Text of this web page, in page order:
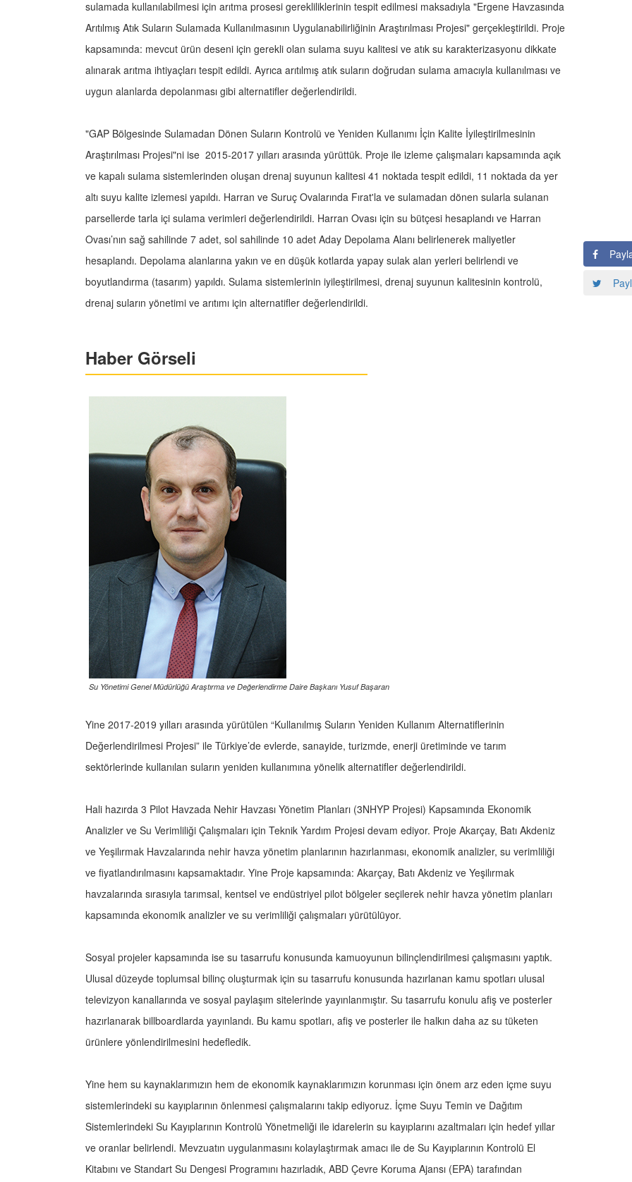
sulamada kullanılabilmesi için arıtma prosesi gerekliliklerinin tespit edilmesi maksadıyla "Ergene Havzasında
Arıtılmış Atık Suların Sulamada Kullanılmasının Uygulanabilirliğinin Araştırılması Projesi" gerçekleştirildi. Proje
kapsamında: mevcut ürün deseni için gerekli olan sulama suyu kalitesi ve atık su karakterizasyonu dikkate
alınarak arıtma ihtiyaçları tespit edildi. Ayrıca arıtılmış atık suların doğrudan sulama amacıyla kullanılması ve
uygun alanlarda depolanması gibi alternatifler değerlendirildi.
"GAP Bölgesinde Sulamadan Dönen Suların Kontrolü ve Yeniden Kullanımı İçin Kalite İyileştirilmesinin
Araştırılması Projesi"ni ise 2015-2017 yılları arasında yürüttük. Proje ile izleme çalışmaları kapsamında açık
ve kapalı sulama sistemlerinden oluşan drenaj suyunun kalitesi 41 noktada tespit edildi, 11 noktada da yer
altı suyu kalite izlemesi yapıldı. Harran ve Suruç Ovalarında Fırat'la ve sulamadan dönen sularla sulanan
parsellerde tarla içi sulama verimleri değerlendirildi. Harran Ovası için su bütçesi hesaplandı ve Harran
Ovası’nın sağ sahilinde 7 adet, sol sahilinde 10 adet Aday Depolama Alanı belirlenerek maliyetler
hesaplandı. Depolama alanlarına yakın ve en düşük kotlarda yapay sulak alan yerleri belirlendi ve
boyutlandırma (tasarım) yapıldı. Sulama sistemlerinin iyileştirilmesi, drenaj suyunun kalitesinin kontrolü,
drenaj suların yönetimi ve arıtımı için alternatifler değerlendirildi.
Haber Görseli
Su Yönetimi Genel Müdürlüğü Araştırma ve Değerlendirme Daire Başkanı Yusuf Başaran
Yine 2017-2019 yılları arasında yürütülen “Kullanılmış Suların Yeniden Kullanım Alternatiflerinin
Değerlendirilmesi Projesi” ile Türkiye’de evlerde, sanayide, turizmde, enerji üretiminde ve tarım
sektörlerinde kullanılan suların yeniden kullanımına yönelik alternatifler değerlendirildi.
Hali hazırda 3 Pilot Havzada Nehir Havzası Yönetim Planları (3NHYP Projesi) Kapsamında Ekonomik
Analizler ve Su Verimliliği Çalışmaları için Teknik Yardım Projesi devam ediyor. Proje Akarçay, Batı Akdeniz
ve Yeşilırmak Havzalarında nehir havza yönetim planlarının hazırlanması, ekonomik analizler, su verimliliği
ve fiyatlandırılmasını kapsamaktadır. Yine Proje kapsamında: Akarçay, Batı Akdeniz ve Yeşilırmak
havzalarında sırasıyla tarımsal, kentsel ve endüstriyel pilot bölgeler seçilerek nehir havza yönetim planları
kapsamında ekonomik analizler ve su verimliliği çalışmaları yürütülüyor.
Sosyal projeler kapsamında ise su tasarrufu konusunda kamuoyunun bilinçlendirilmesi çalışmasını yaptık.
Ulusal düzeyde toplumsal bilinç oluşturmak için su tasarrufu konusunda hazırlanan kamu spotları ulusal
televizyon kanallarında ve sosyal paylaşım sitelerinde yayınlanmıştır. Su tasarrufu konulu afiş ve posterler
hazırlanarak billboardlarda yayınlandı. Bu kamu spotları, afiş ve posterler ile halkın daha az su tüketen
ürünlere yönlendirilmesini hedefledik.
Yine hem su kaynaklarımızın hem de ekonomik kaynaklarımızın korunması için önem arz eden içme suyu
sistemlerindeki su kayıplarının önlenmesi çalışmalarını takip ediyoruz. İçme Suyu Temin ve Dağıtım
Sistemlerindeki Su Kayıplarının Kontrolü Yönetmeliği ile idarelerin su kayıplarını azaltmaları için hedef yıllar
ve oranlar belirlendi. Mevzuatın uygulanmasını kolaylaştırmak amacı ile de Su Kayıplarının Kontrolü El
Kitabını ve Standart Su Dengesi Programını hazırladık, ABD Çevre Koruma Ajansı (EPA) tarafından